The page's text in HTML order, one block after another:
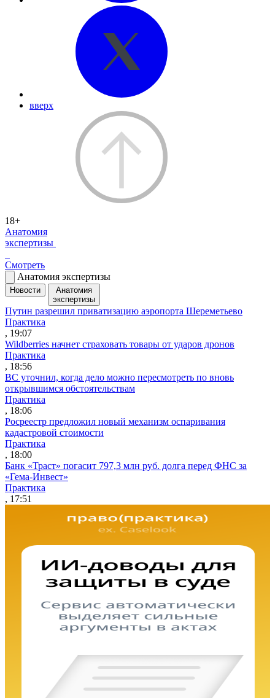
вверх
18+
Анатомия
экспертизы
Смотреть
Анатомия экспертизы
Новости
Анатомия
экспертизы
Путин разрешил приватизацию аэропорта Шереметьево
Практика
, 19:07
Wildberries начнет страховать товары от ударов дронов
Практика
, 18:56
ВС уточнил, когда дело можно пересмотреть по вновь
открывшимся обстоятельствам
Практика
, 18:06
Росреестр предложил новый механизм оспаривания
кадастровой стоимости
Практика
, 18:00
Банк «Траст» погасит 797,3 млн руб. долга перед ФНС за
«Гема-Инвест»
Практика
, 17:51